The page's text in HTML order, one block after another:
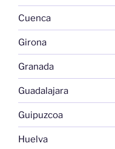
Cuenca
Girona
Granada
Guadalajara
Guipuzcoa
Huelva